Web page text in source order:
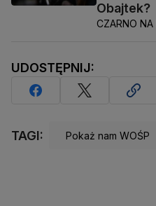
Obajtek?
CZARNO NA
UDOSTĘPNIJ:
TAGI: Pokaż nam WOŚP